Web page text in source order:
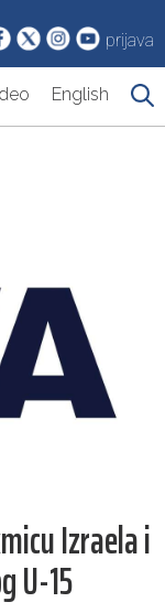
prijava
English
Izraela i
U-15